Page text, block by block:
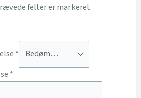
felter er markeret
*
*